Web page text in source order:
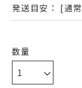
発送目安： [通